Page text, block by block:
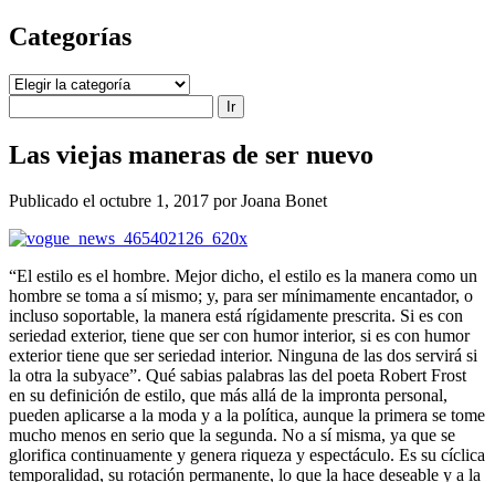
Categorías
Categorías
Las viejas maneras de ser nuevo
Publicado el octubre 1, 2017 por Joana Bonet
“El estilo es el hombre. Mejor dicho, el estilo es la manera como un
hombre se toma a sí mismo; y, para ser mínimamente encantador, o
incluso soportable, la manera está rígidamente prescrita. Si es con
seriedad exterior, tiene que ser con humor interior, si es con humor
exterior tiene que ser seriedad interior. Ninguna de las dos servirá si
la otra la subyace”. Qué sabias palabras las del poeta Robert Frost
en su definición de estilo, que más allá de la impronta personal,
pueden aplicarse a la moda y a la política, aunque la primera se tome
mucho menos en serio que la segunda. No a sí misma, ya que se
glorifica continuamente y genera riqueza y espectáculo. Es su cíclica
temporalidad, su rotación permanente, lo que la hace deseable y a la